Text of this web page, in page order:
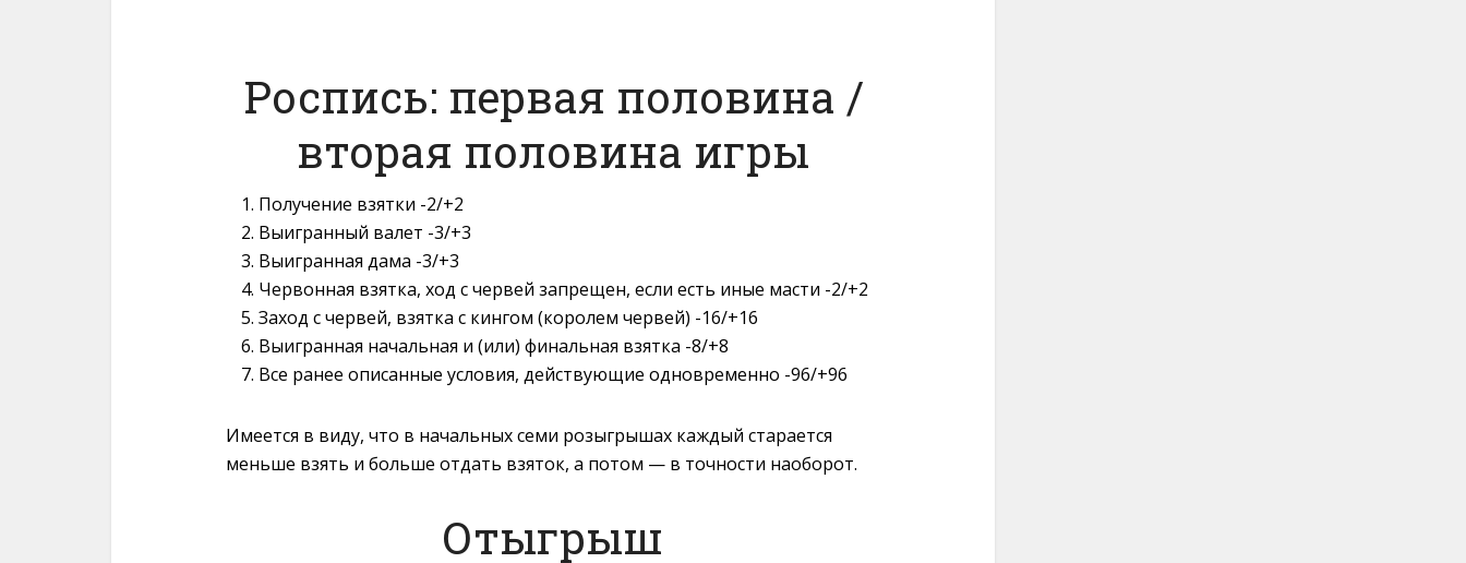
Роспись: первая половина /
вторая половина игры
Получение взятки -2/+2
Выигранный валет -3/+3
Выигранная дама -3/+3
Червонная взятка, ход с червей запрещен, если есть иные масти -2/+2
Заход с червей, взятка с кингом (королем червей) -16/+16
Выигранная начальная и (или) финальная взятка -8/+8
Все ранее описанные условия, действующие одновременно -96/+96
Имеется в виду, что в начальных семи розыгрышах каждый старается
меньше взять и больше отдать взяток, а потом — в точности наоборот.
Отыгрыш